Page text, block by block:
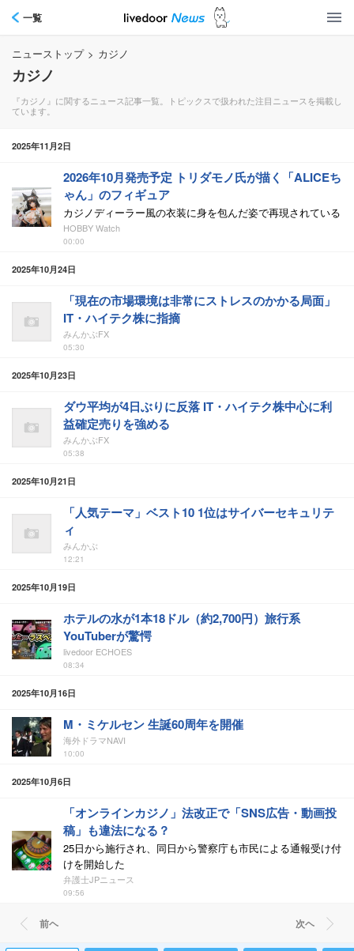
一覧
ニューストップ > カジノ
カジノ
『カジノ』に関するニュース記事一覧。トピックスで扱われた注目ニュースを掲載し
ています。
2025年11月2日
2026年10月発売予定 トリダモノ氏が描く「ALICEち
ゃん」のフィギュア
カジノディーラー風の衣装に身を包んだ姿で再現されている
HOBBY Watch
00:00
2025年10月24日
「現在の市場環境は非常にストレスのかかる局面」
IT・ハイテク株に指摘
みんかぶFX
05:30
2025年10月23日
ダウ平均が4日ぶりに反落 IT・ハイテク株中心に利
益確定売りを強める
みんかぶFX
05:38
2025年10月21日
「人気テーマ」ベスト10 1位はサイバーセキュリテ
ィ
みんかぶ
12:21
2025年10月19日
ホテルの水が1本18ドル（約2,700円）旅行系
YouTuberが驚愕
livedoor ECHOES
08:34
2025年10月16日
M・ミケルセン 生誕60周年を開催
海外ドラマNAVI
10:00
2025年10月6日
「オンラインカジノ」法改正で「SNS広告・動画投
稿」も違法になる？
25日から施行され、同日から警察庁も市民による通報受け付
けを開始した
弁護士JPニュース
09:56
前ヘ 次ヘ